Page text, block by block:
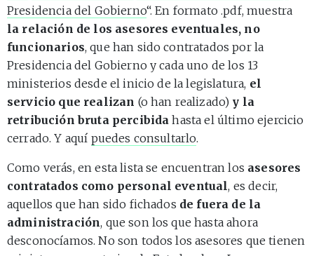
Presidencia del Gobierno“. En formato .pdf, muestra
la relación de los asesores eventuales, no
funcionarios, que han sido contratados por la
Presidencia del Gobierno y cada uno de los 13
ministerios desde el inicio de la legislatura, el
servicio que realizan (o han realizado) y la
retribución bruta percibida hasta el último ejercicio
cerrado. Y aquí puedes consultarlo.
Como verás, en esta lista se encuentran los asesores
contratados como personal eventual, es decir,
aquellos que han sido fichados de fuera de la
administración, que son los que hasta ahora
desconocíamos. No son todos los asesores que tienen